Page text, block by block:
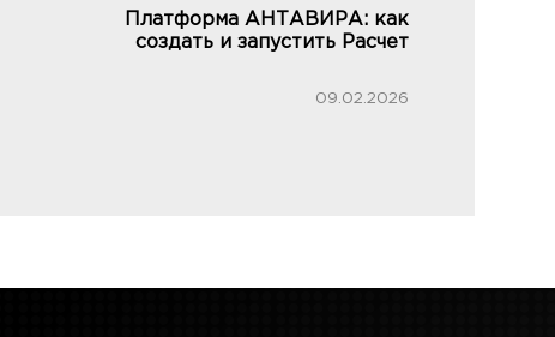
Платформа АНТАВИРА: как
создать и запустить Расчет
09.02.2026